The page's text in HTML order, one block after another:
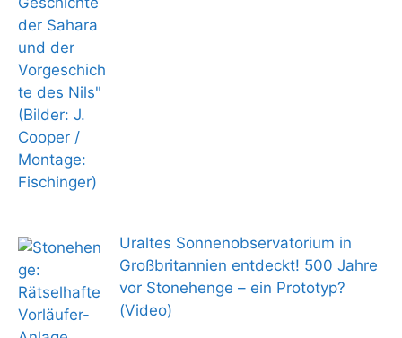
Uraltes Sonnenobservatorium in
Großbritannien entdeckt! 500 Jahre
vor Stonehenge – ein Prototyp?
(Video)